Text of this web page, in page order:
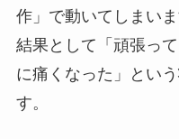
作」で動いてしまいま
結果として「頑張っ
に痛くなった」とい
す。